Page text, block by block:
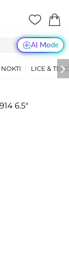
AI Mode
NOKTI LICE &
6.5"